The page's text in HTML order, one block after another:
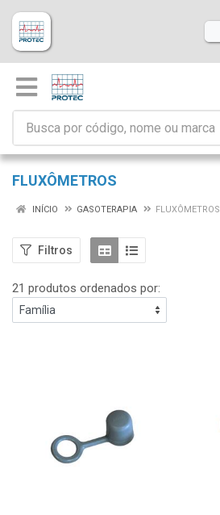
FLUXÔMETROS
INÍCIO GASOTERAPIA FLUXÔMETROS
Filtros
21 produtos ordenados por: